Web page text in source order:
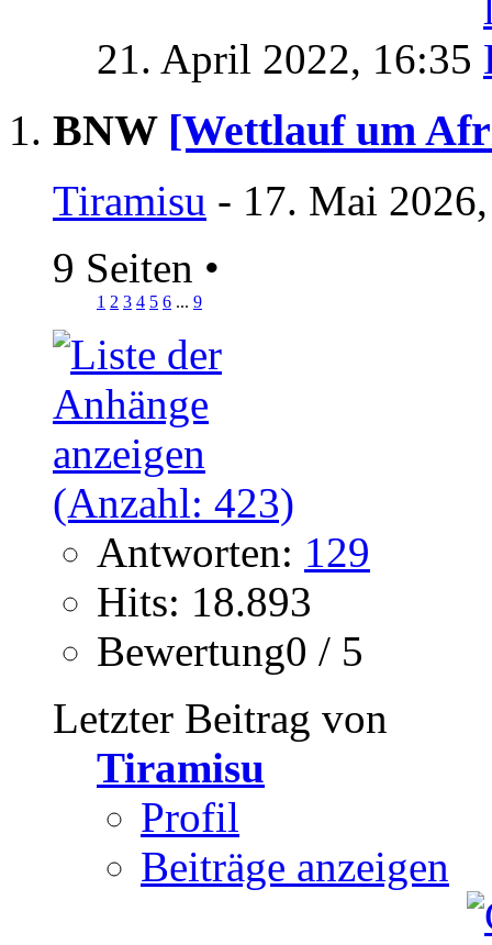
21. April 2022, 16:35
BNW [Wettlauf um
Tiramisu - 17. Mai
9 Seiten •
1 2 3 4 5 6 ... 9
Antworten: 129
Hits: 18.893
Bewertung0 / 5
Letzter Beitrag von
Tiramisu
Profil
Beiträge anzeigen